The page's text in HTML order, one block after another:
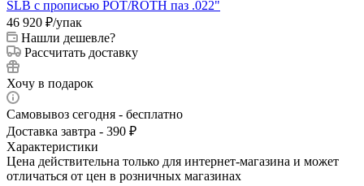
46 920 ₽/упак
Нашли дешевле?
Рассчитать доставку
Хочу в подарок
Самовывоз сегодня - бесплатно
Доставка завтра - 390 ₽
Характеристики
Цена действительна только для интернет-магазина и может
отличаться от цен в розничных магазинах